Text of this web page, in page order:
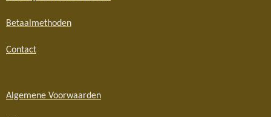
Betaalmethoden
Contact
Algemene Voorwaarden